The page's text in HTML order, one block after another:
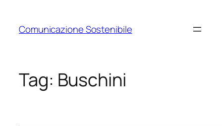
contenuto
Comunicazione Sostenibile
Tag: Buschini